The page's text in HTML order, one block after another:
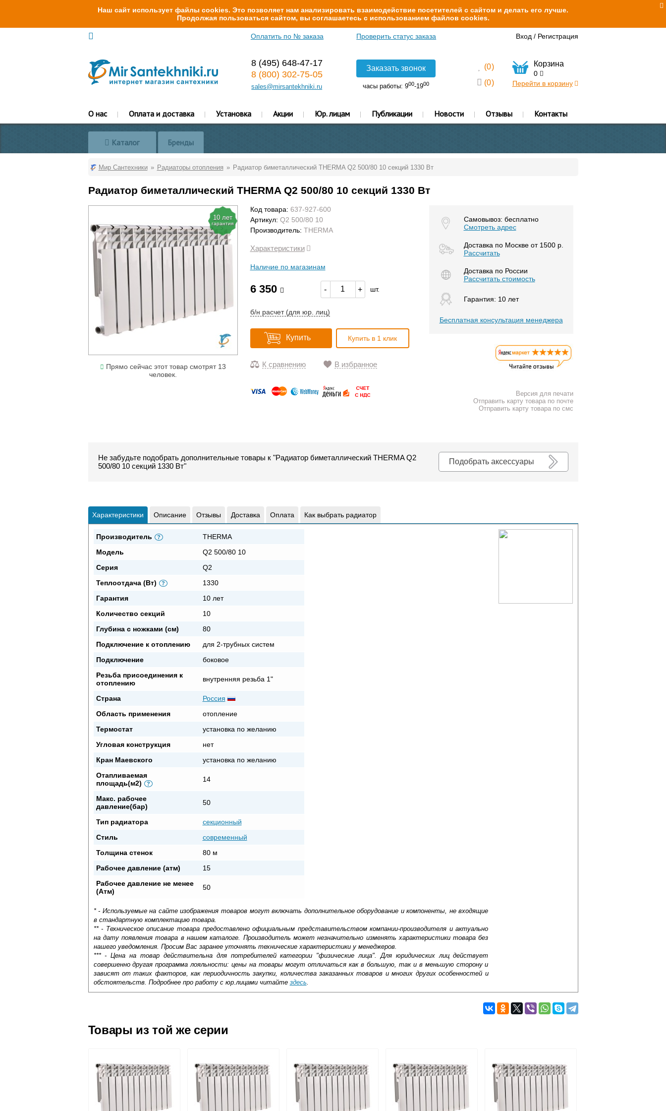
Наш сайт использует файлы cookies. Это позволяет нам анализировать взаимодействие посетителей с сайтом и делать его лучше.
Продолжая пользоваться сайтом, вы соглашаетесь с использованием файлов cookies.
Оплатить по № заказа Проверить статус заказа Вход / Регистрация
8 (495) 648-47-17
8 (800) 302-75-05
sales@mirsantekhniki.ru
Заказать звонок
часы работы: 900-1900
(0)
(0)
Корзина
0
Перейти в корзину
О нас Оплата и доставка Установка Акции Юр. лицам Публикации Новости Отзывы Контакты
Каталог Бренды
Мир Сантехники Радиаторы отопления Радиатор биметаллический THERMA Q2 500/80 10 секций 1330 Вт
Радиатор биметаллический THERMA Q2 500/80 10 секций 1330 Вт
10 лет
гарантия
Прямо сейчас этот товар смотрят 13
человек.
Код товара: 637-927-600
Артикул: Q2 500/80 10
Производитель: THERMA
Характеристики
Наличие по магазинам
6 350 - + шт.
б/н расчет (для юр. лиц)
Купить Купить в 1 клик
К сравнению В избранное
Самовывоз: бесплатно
Смотреть адрес
Доставка по Москве от 1500 р.
Расcчитать
Доставка по России
Рассчитать стоимость
Гарантия: 10 лет
Бесплатная консультация менеджера
Версия для печати
Отправить карту товара по почте
Отправить карту товара по смс
Подобрать аксессуары
Не забудьте подобрать дополнительные товары к "Радиатор биметаллический THERMA Q2
500/80 10 секций 1330 Вт"
Характеристики Описание Отзывы Доставка Оплата Как выбрать радиатор
Производитель ?
THERMA
Модель
Q2 500/80 10
Серия
Q2
Теплоотдача (Вт)
?
1330
Гарантия
10 лет
Количество секций
10
Глубина с ножками (см)
80
Подключение к отоплению
для 2-трубных систем
Подключение
боковое
Резьба присоединения к
отоплению
внутренняя резьба 1"
Страна
Россия
Область применения
отопление
Термостат
установка по желанию
Угловая конструкция
нет
Кран Маевского
установка по желанию
Отапливаемая
площадь(м2)
?
14
Макс. рабочее
давление(бар)
50
Тип радиатора
секционный
Стиль
современный
Толщина стенок
80 м
Рабочее давление (атм)
15
Рабочее давление не менее
(Атм)
50
* - Используемые на сайте изображения товаров могут включать дополнительное оборудование и компоненты, не входящие
в стандартную комплектацию товара.
** - Техническое описание товара предоставлено официальным представительством компании-производителя и актуально
на дату появления товара в нашем каталоге. Производитель может незначительно изменять характеристики товара без
нашего уведомления. Просим Вас заранее уточнять технические характеристики у менеджеров.
*** - Цена на товар действительна для потребителей категории "физические лица". Для юридических лиц действует
совершенно другая программа лояльности: цены на товары могут отличаться как в большую, так и в меньшую сторону и
зависят от таких факторов, как периодичность закупки, количества заказанных товаров и многих других особенностей и
обстоятельств. Подробнее про работу с юр.лицами читайте здесь
Доставка сантехники по Москве и Московской области
Возможные способы оплаты:
Интернет-деньгами (Yandex-деньги, Web-money, Qiwi-кошельки и другие).
Безналичный расчёт (возможно и с НДС)подробнее...
Подробнее об оплате
в короб. Одна, две или три пластины могут быть установлены между пластинами.
По этим пластинам циркулирует горячая вода. Для прохода воздуха сквозь радиатор на коробе, снизу и
сверху прорезаны отверстия, способствующие быстрому прогреванию помещение. Панельные радиаторы
имеют высокую теплоотдачу, широкую линейку размеров, экономный расход теплоносителя и небольшую
толщину. Среди основных преимуществ панельных радиаторов важно также отметить, что у них
относительно низкая цена. А главные недостатки панельных радиаторов состоят в низком рабочем давлении
Товары из той же серии